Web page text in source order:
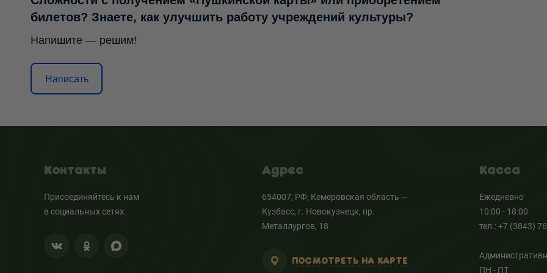
билетов? Знаете, как улучшить работу учреждений культуры?
Напишите — решим!
Написать
Контакты
Присоединяйтесь к нам
в социальных сетях:
Адрес
654007, РФ, Кемеровская область —
Кузбасс, г. Новокузнецк, пр.
Металлургов, 18
ПОСМОТРЕТЬ НА КАРТЕ
Касса
Ежедневно
10:00 - 18:00
тел.: +7 (3843)
ПН - ПТ